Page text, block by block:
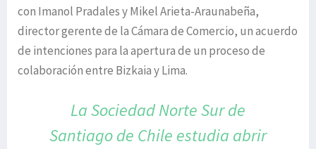
con Imanol Pradales y Mikel Arieta-Araunabeña,
director gerente de la Cámara de Comercio, un acuerdo
de intenciones para la apertura de un proceso de
colaboración entre Bizkaia y Lima.
La Sociedad Norte Sur de
Santiago de Chile estudia abrir